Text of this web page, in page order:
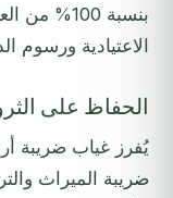
بنسبة
الاعتيادية ورسوم
الحفاظ على
يُفرز غياب ضريبة
ضريبة الميراث